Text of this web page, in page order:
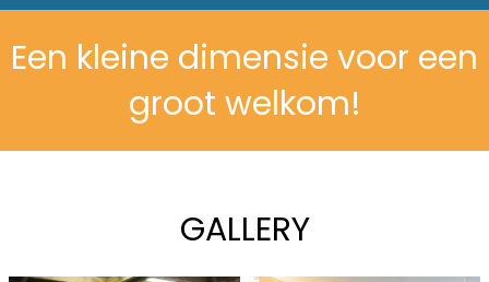
Een kleine dimensie voor een
groot welkom!
GALLERY